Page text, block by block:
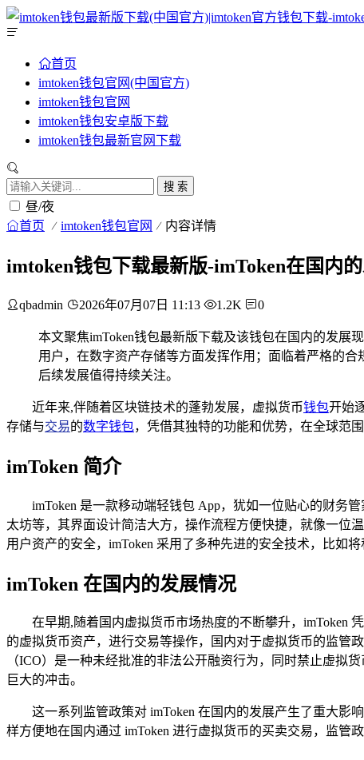
首页
imtoken钱包官网(中国官方)
imtoken钱包官网
imtoken钱包安卓版下载
imtoken钱包最新官网下载
搜 索
昼/夜
首页 imtoken钱包官网 内容详情
imtoken钱包下载最新版-imToken在国内
qbadmin 2026年07月07日 11:13 1.2K 0
本文聚焦imToken钱包最新版下载及该钱包在国内的发展
用户，在数字资产存储等方面发挥作用；面临着严格的
后续发展值得持续关注。
近年来,伴随着区块链技术的蓬勃发展，虚拟货币钱包开始
存储与交易的数字钱包，凭借其独特的功能和优势，在全球范
imToken 简介
imToken 是一款移动端轻钱包 App，犹如一位贴心的财务
太坊等，其界面设计简洁大方，操作流程方便快捷，就像一位
用户资产的安全，imToken 采用了多种先进的安全技术，比如
imToken 在国内的发展情况
在早期,随着国内虚拟货币市场热度的不断攀升，imToken
的虚拟货币资产，进行交易等操作，国内对于虚拟货币的监管
（ICO）是一种未经批准的非法公开融资行为，同时禁止虚拟
巨大的冲击。
这一系列监管政策对 imToken 在国内的发展产生了重大影
样方便地在国内通过 imToken 进行虚拟货币的买卖交易，监管